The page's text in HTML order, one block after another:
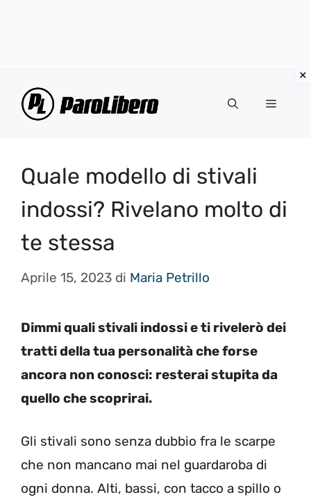
Menu
Quale modello di stivali
indossi? Rivelano molto di
te stessa
Aprile 15, 2023 di Maria Petrillo
Dimmi quali stivali indossi e ti rivelerò dei
tratti della tua personalità che forse
ancora non conosci: resterai stupita da
quello che scoprirai.
Gli stivali sono senza dubbio fra le scarpe
che non mancano mai nel guardaroba di
ogni donna. Alti, bassi, con tacco a spillo o